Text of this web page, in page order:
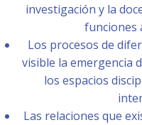
investigación y la
funciones
Los procesos de
visible la emergencia
los espacios
Las relaciones que